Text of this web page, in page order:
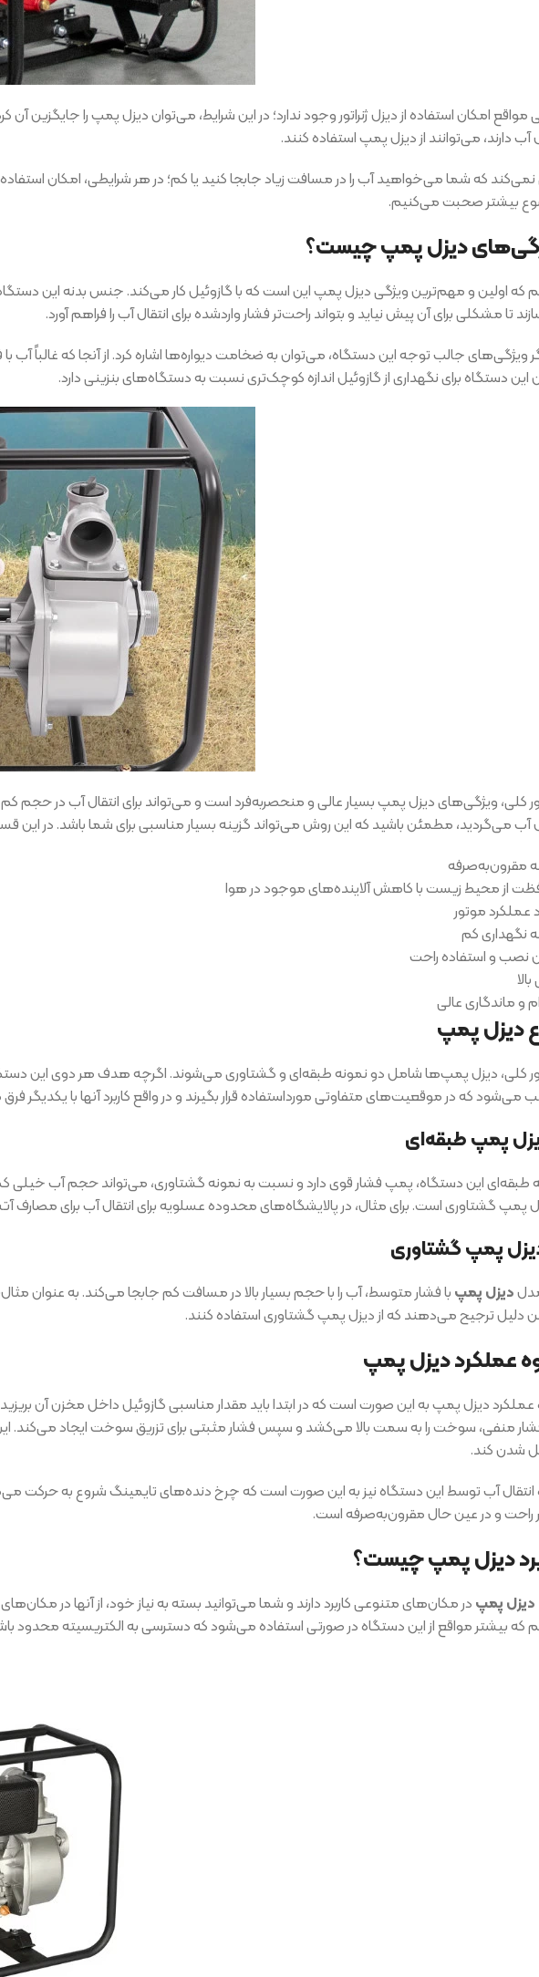
امکان استفاده از دیزل ژنراتور وجود ندارد؛ در این شرایط، می‌توان دیزل پمپ را جایگزین
آب دارند، می‌توانند از دیزل پمپ استفاده کنند.
که شما می‌خواهید آب را در مسافت زیاد جابجا کنید یا کم؛ در هر شرایطی، امکان استفاده از
بیشتر صحبت می‌کنیم.
دیزل پمپ چیست؟
که اولین و مهم‌ترین ویژگی دیزل پمپ این است که با گازوئیل کار می‌کند. جنس بدنه این
تا مشکلی برای آن پیش نیاید و بتواند راحت‌تر فشار واردشده برای انتقال آب را فراهم آورد.
ویژگی‌های جالب توجه این دستگاه، می‌توان به ضخامت دیواره‌ها اشاره کرد. از آنجا که غالباً
دستگاه برای نگهداری از گازوئیل اندازه کوچک‌تری نسبت به دستگاه‌های بنزینی دارد.
کلی، ویژگی‌های دیزل پمپ بسیار عالی و منحصربه‌فرد است و می‌تواند برای انتقال آب در حجم
آب می‌گردید، مطمئن باشید که این روش می‌تواند گزینه بسیار مناسبی برای شما باشد. در
مقرون‌به‌صرفه
از محیط زیست با کاهش آلاینده‌های موجود در هوا
عملکرد موتور
نگهداری کم
نصب و استفاده راحت
و ماندگاری عالی
دیزل پمپ
کلی، دیزل پمپ‌ها شامل دو نمونه طبقه‌ای و گشتاوری می‌شوند. اگرچه هدف هر دوی این
که در موقعیت‌های متفاوتی مورداستفاده قرار بگیرند و در واقع کاربرد آنها با یکدیگر فرق
طبقه‌ای این دستگاه، پمپ فشار قوی دارد و نسبت به نمونه گشتاوری، می‌تواند حجم آب خیلی
پمپ گشتاوری است. برای مثال، در پالایشگاه‌های محدوده عسلویه برای انتقال آب برای مصارف
دیزل پمپبا فشار متوسط، آب را با حجم بسیار بالا در مسافت کم جابجا می‌کند. به عنوان
دلیل ترجیح می‌دهند که از دیزل پمپ گشتاوری استفاده کنند.
عملکرد دیزل پمپ
دیزل پمپ به این صورت است که در ابتدا باید مقدار مناسبی گازوئیل داخل مخزن آن
منفی، سوخت را به سمت بالا می‌کشد و سپس فشار مثبتی برای تزریق سوخت ایجاد می‌کند.
شدن کند.
آب توسط این دستگاه نیز به این صورت است که چرخ دنده‌های تایمینگ شروع به حرکت
راحت و در عین حال مقرون‌به‌صرفه است.
دیزل پمپ چیست؟
دیزل پمپدر مکان‌های متنوعی کاربرد دارند و شما می‌توانید بسته به نیاز خود، از آنها در
که بیشتر مواقع از این دستگاه در صورتی استفاده می‌شود که دسترسی به الکتریسیته محدود